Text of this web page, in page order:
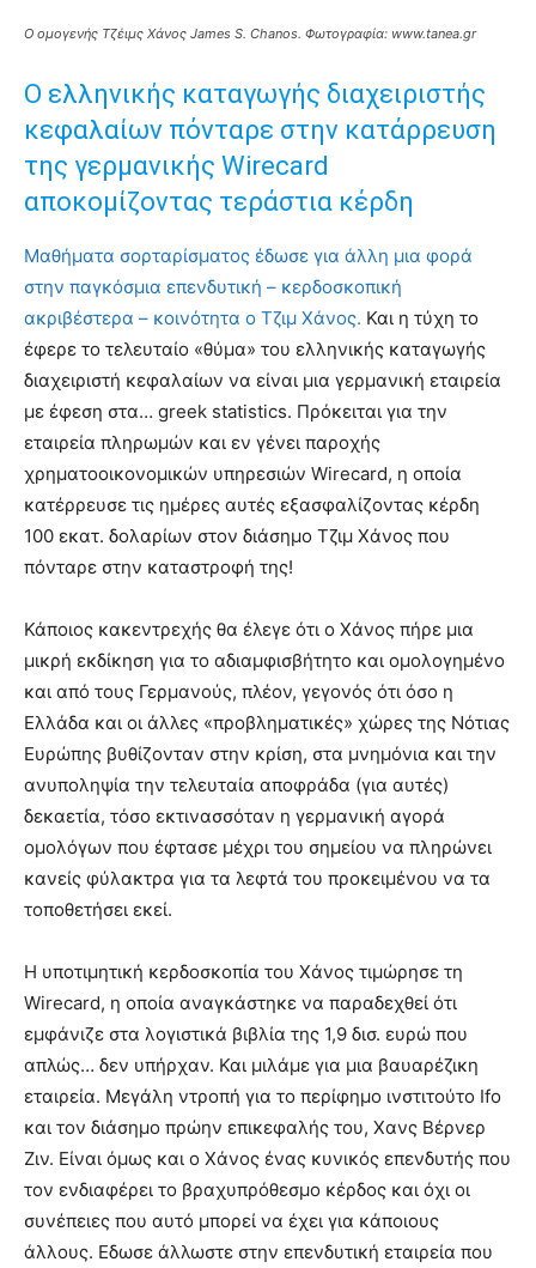
Ο ομογενής Τζέιμς Χάνος James S. Chanos. Φωτογραφία: www.tanea.gr
Ο ελληνικής καταγωγής διαχειριστής
κεφαλαίων πόνταρε στην κατάρρευση
της γερμανικής Wirecard
αποκομίζοντας τεράστια κέρδη
Μαθήματα σορταρίσματος έδωσε για άλλη μια φορά
στην παγκόσμια επενδυτική – κερδοσκοπική
ακριβέστερα – κοινότητα ο Τζιμ Χάνος. Και η τύχη το
έφερε το τελευταίο «θύμα» του ελληνικής καταγωγής
διαχειριστή κεφαλαίων να είναι μια γερμανική εταιρεία
με έφεση στα… greek statistics. Πρόκειται για την
εταιρεία πληρωμών και εν γένει παροχής
χρηματοοικονομικών υπηρεσιών Wirecard, η οποία
κατέρρευσε τις ημέρες αυτές εξασφαλίζοντας κέρδη
100 εκατ. δολαρίων στον διάσημο Τζιμ Χάνος που
πόνταρε στην καταστροφή της!
Κάποιος κακεντρεχής θα έλεγε ότι ο Χάνος πήρε μια
μικρή εκδίκηση για το αδιαμφισβήτητο και ομολογημένο
και από τους Γερμανούς, πλέον, γεγονός ότι όσο η
Ελλάδα και οι άλλες «προβληματικές» χώρες της Νότιας
Ευρώπης βυθίζονταν στην κρίση, στα μνημόνια και την
ανυποληψία την τελευταία αποφράδα (για αυτές)
δεκαετία, τόσο εκτινασσόταν η γερμανική αγορά
ομολόγων που έφτασε μέχρι του σημείου να πληρώνει
κανείς φύλακτρα για τα λεφτά του προκειμένου να τα
τοποθετήσει εκεί.
Η υποτιμητική κερδοσκοπία του Χάνος τιμώρησε τη
Wirecard, η οποία αναγκάστηκε να παραδεχθεί ότι
εμφάνιζε στα λογιστικά βιβλία της 1,9 δισ. ευρώ που
απλώς… δεν υπήρχαν. Και μιλάμε για μια βαυαρέζικη
εταιρεία. Μεγάλη ντροπή για το περίφημο ινστιτούτο Ifo
και τον διάσημο πρώην επικεφαλής του, Χανς Βέρνερ
Ζιν. Είναι όμως και ο Χάνος ένας κυνικός επενδυτής που
τον ενδιαφέρει το βραχυπρόθεσμο κέρδος και όχι οι
συνέπειες που αυτό μπορεί να έχει για κάποιους
άλλους. Εδωσε άλλωστε στην επενδυτική εταιρεία που